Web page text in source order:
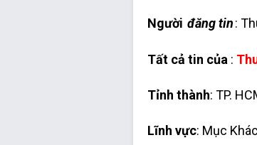
Người đăng tin:
Tất cả tin của :
Tỉnh thành: TP.
Lĩnh vực: Mục